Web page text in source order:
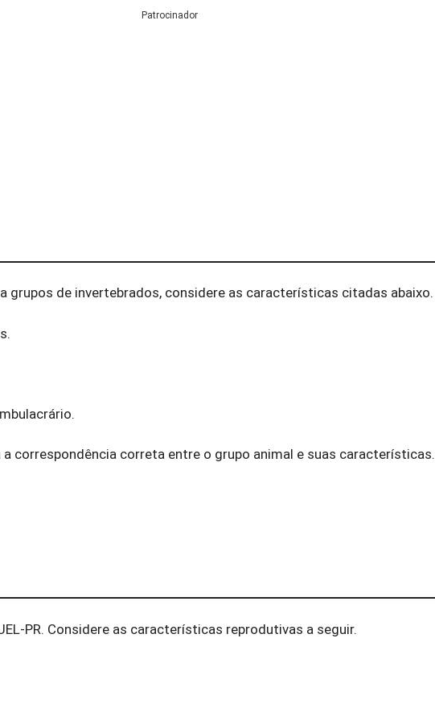
Patrocinador
a grupos de invertebrados, considere as características citadas abaixo.
correspondência correta entre o grupo animal e suas características.
PR. Considere as características reprodutivas a seguir.